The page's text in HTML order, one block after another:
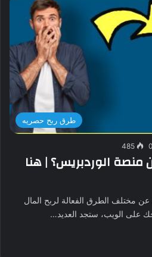
طرق ربح حصريه
0
485
منصة الوردبريس؟ | هنا
مختلف الطرق الفعالة لربح المال
على الويب، ستجد العديد…